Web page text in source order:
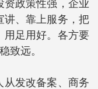
资政策性强，企业
讲、靠上服务，把
用足用好。各方要
致远。
从发改备案、商务